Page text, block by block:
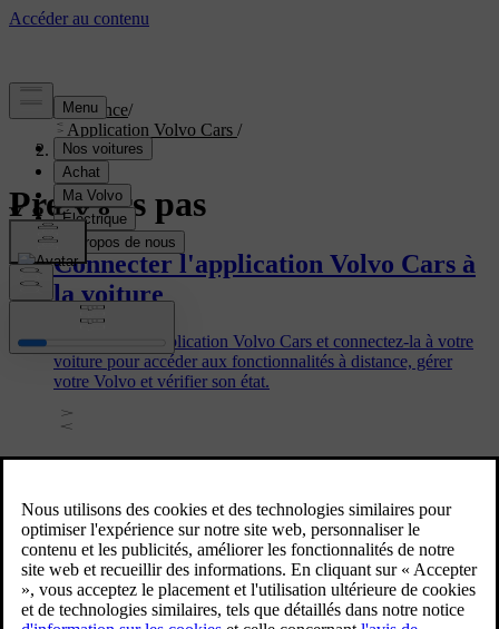
Assistance/
Application Volvo Cars /
Premiers pas
Premiers pas
Connecter l'application Volvo Cars à
la voiture
Téléchargez l'application Volvo Cars et connectez-la à votre
voiture pour accéder aux fonctionnalités à distance, gérer
votre Volvo et vérifier son état.
d'une voiture d'occasion
Si l'ancien propriétaire de votre voiture n'a pas supprimé son
profil et son téléphone connecté, une réinitialisation d'usine de
la voiture est nécessaire. Vous pouvez le faire vous-même via
l'écran central de la voiture ou demander à l'ancien